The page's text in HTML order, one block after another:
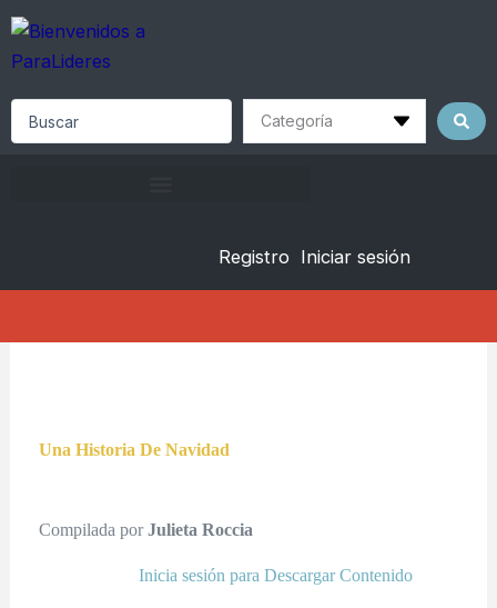
Skip
content
Registro Iniciar sesión
Una Historia De Navidad
Compilada porJulieta Roccia
Inicia sesión para Descargar Contenido